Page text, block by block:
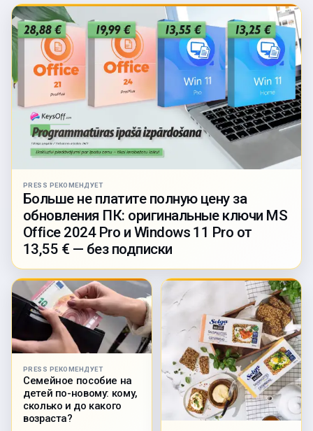
PRESS РЕКОМЕНДУЕТ
Больше не платите полную цену за
обновления ПК: оригинальные ключи MS
Office 2024 Pro и Windows 11 Pro от
13,55 € — без подписки
PRESS РЕКОМЕНДУЕТ
Семейное пособие на
детей по-новому: кому,
сколько и до какого
возраста?